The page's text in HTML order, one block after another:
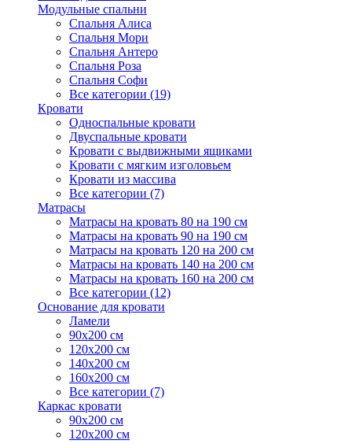
Модульные спальни
Спальня Алиса
Спальня Мори
Спальня Антеро
Спальня Роза
Спальня Софи
Все категории (19)
Кровати
Односпальные кровати
Двуспальные кровати
Кровати с выдвижными ящиками
Кровати с мягким изголовьем
Кровати из массива
Все категории (7)
Матрасы
Матрасы на кровать 80 на 190 см
Матрасы на кровать 90 на 190 см
Матрасы на кровать 120 на 200 см
Матрасы на кровать 140 на 200 см
Матрасы на кровать 160 на 200 см
Все категории (12)
Основание для кровати
Ламели
90х200 см
120х200 см
140х200 см
160х200 см
Все категории (7)
Каркас кровати
90х200 см
120х200 см